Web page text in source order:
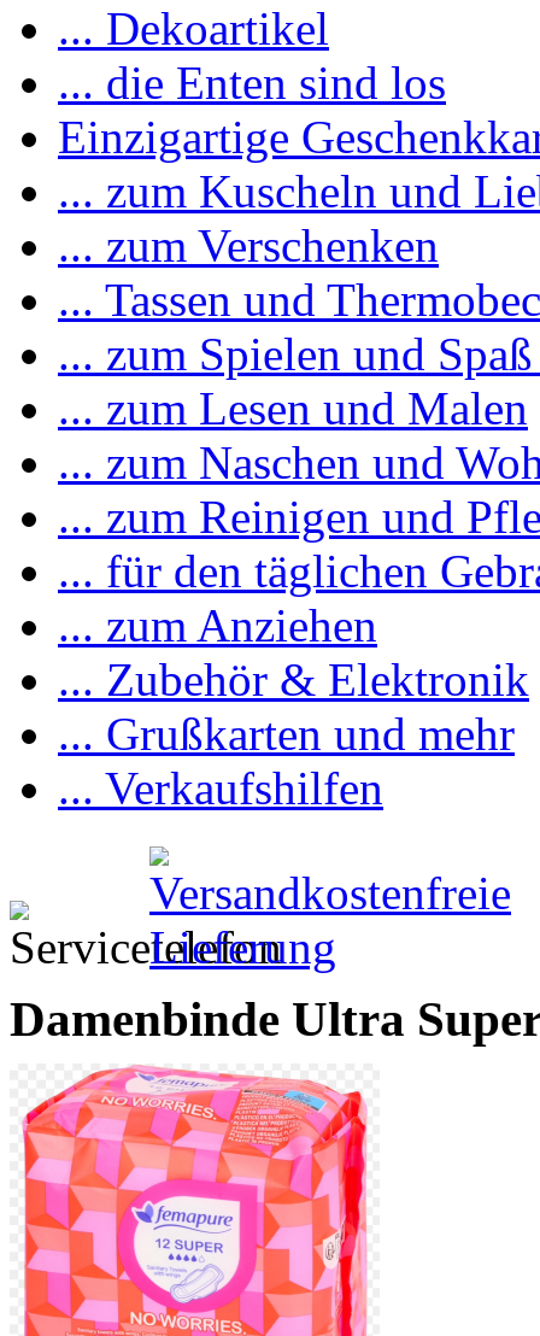
... Dekoartikel
... die Enten sind los
Einzigartige
... zum Kuscheln und
... zum Verschenken
... Tassen und
... zum Spielen und
... zum Lesen und Malen
... zum Naschen und
... zum Reinigen und
... für den täglichen
... zum Anziehen
... Zubehör & Elektronik
... Grußkarten und mehr
... Verkaufshilfen
Damenbinde Ultra